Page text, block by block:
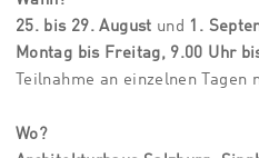
25. bis 29. August und 1.
Montag bis Freitag, 9.00 Uhr
Teilnahme an einzelnen Tagen
Wo?